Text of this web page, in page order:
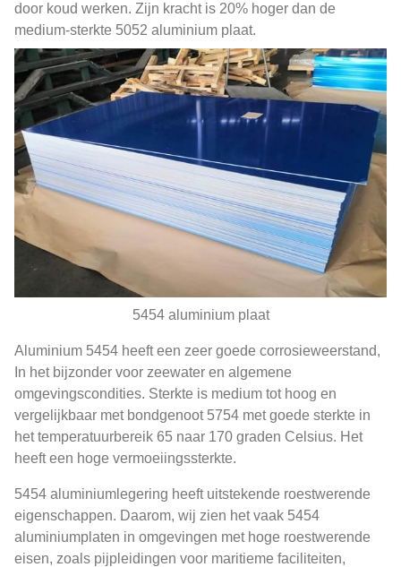
door koud werken. Zijn kracht is 20% hoger dan de
medium-sterkte 5052 aluminium plaat.
5454 aluminium plaat
Aluminium 5454 heeft een zeer goede corrosieweerstand,
In het bijzonder voor zeewater en algemene
omgevingscondities. Sterkte is medium tot hoog en
vergelijkbaar met bondgenoot 5754 met goede sterkte in
het temperatuurbereik 65 naar 170 graden Celsius. Het
heeft een hoge vermoeiingssterkte.
5454 aluminiumlegering heeft uitstekende roestwerende
eigenschappen. Daarom, wij zien het vaak 5454
aluminiumplaten in omgevingen met hoge roestwerende
eisen, zoals pijpleidingen voor maritieme faciliteiten,